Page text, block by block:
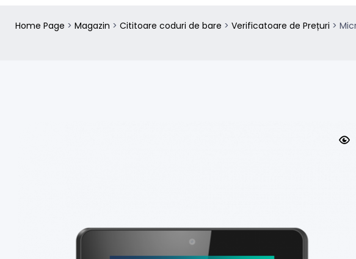
Home Page > Magazin > Cititoare coduri de bare > Verificatoare de Prețuri >